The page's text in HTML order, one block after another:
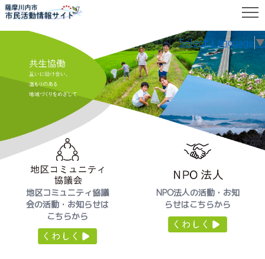
Select Language▼
地区コミュニティ協議
会の活動・ お知らせは
こちらから
NPO法人の活動・ お知
らせはこちらから